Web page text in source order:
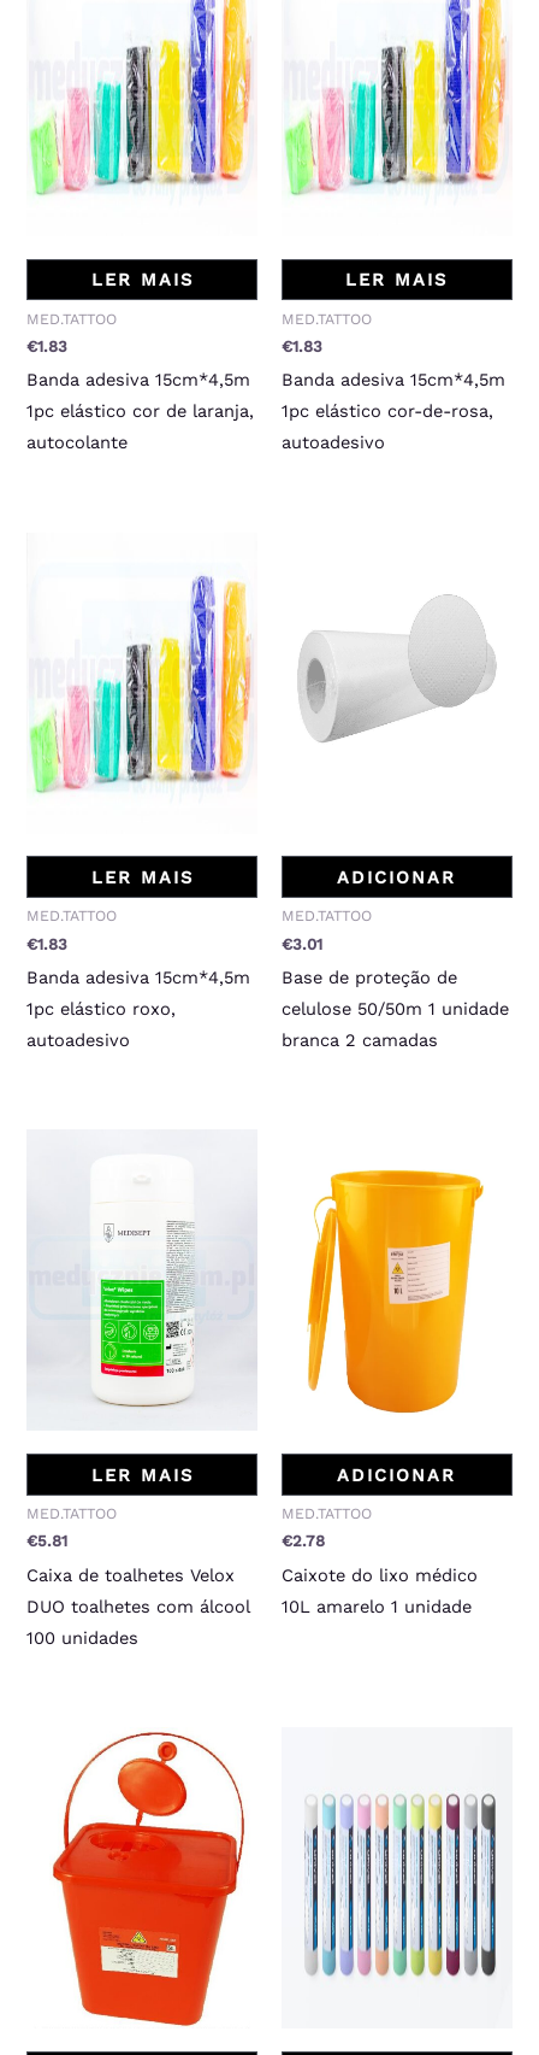
LER MAIS
MED.TATTOO
€1.83
Banda adesiva 15cm*4,5m
1pc elástico cor de laranja,
autocolante
LER MAIS
MED.TATTOO
€1.83
Banda adesiva 15cm*4,5m
1pc elástico cor-de-rosa,
autoadesivo
LER MAIS
MED.TATTOO
€1.83
Banda adesiva 15cm*4,5m
1pc elástico roxo,
autoadesivo
ADICIONAR
MED.TATTOO
€3.01
Base de proteção de
celulose 50/50m 1 unidade
branca 2 camadas
LER MAIS
MED.TATTOO
€5.81
Caixa de toalhetes Velox
DUO toalhetes com álcool
100 unidades
ADICIONAR
MED.TATTOO
€2.78
Caixote do lixo médico
10L amarelo 1 unidade